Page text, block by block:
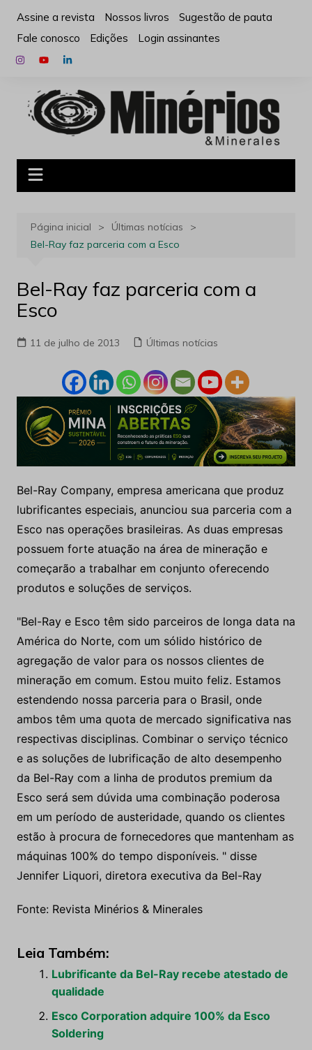
para
conteúdo
Assine a revista Nossos livros
Sugestão de pauta
Fale conosco
Edições Login assinantes
Página inicial
Últimas notícias
Bel-Ray faz parceria com a Esco
Bel-Ray faz parceria com a
Esco
11 de julho de 2013 Últimas notícias
Bel-Ray Company, empresa americana que produz
lubrificantes especiais, anunciou sua parceria com a
Esco nas operações brasileiras. As duas empresas
possuem forte atuação na área de mineração e
começarão a trabalhar em conjunto oferecendo
produtos e soluções de serviços.
"Bel-Ray e Esco têm sido parceiros de longa data na
América do Norte, com um sólido histórico de
agregação de valor para os nossos clientes de
mineração em comum. Estou muito feliz. Estamos
estendendo nossa parceria para o Brasil, onde
ambos têm uma quota de mercado significativa nas
respectivas disciplinas. Combinar o serviço técnico
e as soluções de lubrificação de alto desempenho
da Bel-Ray com a linha de produtos premium da
Esco será sem dúvida uma combinação poderosa
em um período de austeridade, quando os clientes
estão à procura de fornecedores que mantenham as
máquinas 100% do tempo disponíveis. " disse
Jennifer Liquori, diretora executiva da Bel-Ray
Fonte: Revista Minérios & Minerales
Leia Também:
Lubrificante da Bel-Ray recebe atestado de
qualidade
Esco Corporation adquire 100% da Esco
Soldering